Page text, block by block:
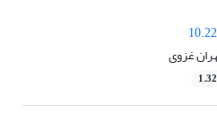
غزوی